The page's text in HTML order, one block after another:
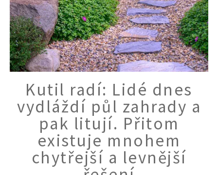
Kutil radí: Lidé dnes
vydláždí půl zahrady a
pak litují. Přitom
existuje mnohem
chytřejší a levnější